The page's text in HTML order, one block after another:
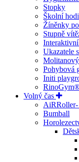
Stopky
Školní
Žíněnky
Stupně
Ukazatele
Pohybová
Initi
Volný čas
AiRRoller-
Bumball